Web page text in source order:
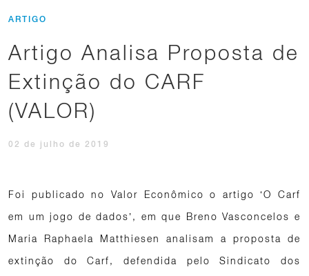
ARTIGO
Artigo Analisa Proposta de
Extinção do CARF
(VALOR)
02 de julho de 2019
Foi publicado no Valor Econômico o artigo ‘O Carf
em um jogo de dados’, em que Breno Vasconcelos e
Maria Raphaela Matthiesen analisam a proposta de
extinção do Carf, defendida pelo Sindicato dos